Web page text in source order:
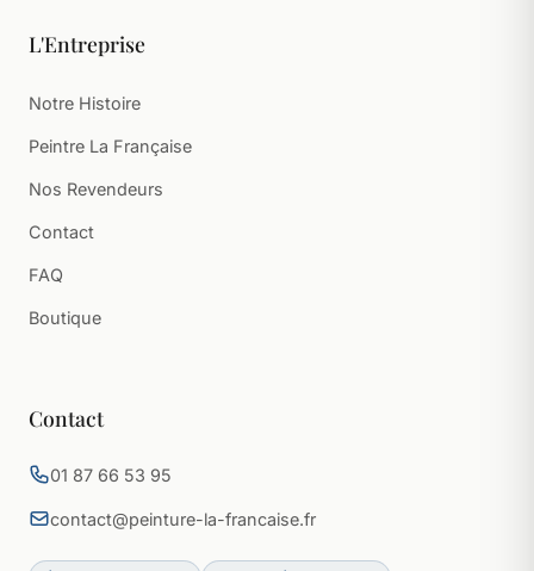
L'Entreprise
Notre Histoire
Peintre La Française
Nos Revendeurs
Contact
FAQ
Boutique
Contact
01 87 66 53 95
contact@peinture-la-francaise.fr